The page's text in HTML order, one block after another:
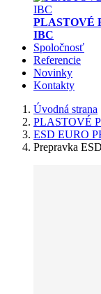
PLASTOVÉ
IBC
Spoločnosť
Referencie
Novinky
Kontakty
Úvodná strana
PLASTOVÉ
ESD EURO
Prepravka